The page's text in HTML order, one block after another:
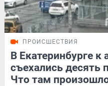
ПРОИСШЕСТВИЯ
В Екатеринбурге к
съехались
Что там